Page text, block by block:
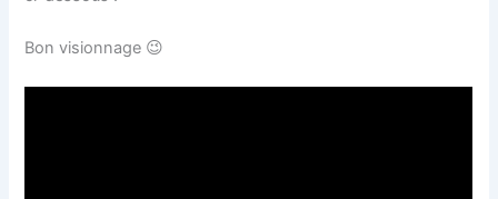
Bon visionnage 😉